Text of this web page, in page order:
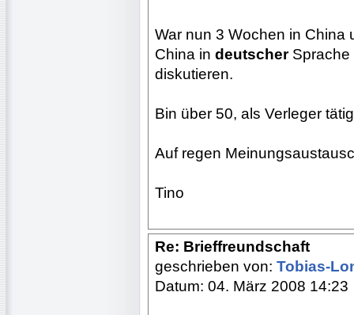
War nun 3 Wochen in China
China in deutscherSprache
diskutieren.
Bin über 50, als Verleger
Auf regen
Tino
Re: Brieffreundschaft
geschrieben von: Tobias-
Datum: 04. März 2008 14:23